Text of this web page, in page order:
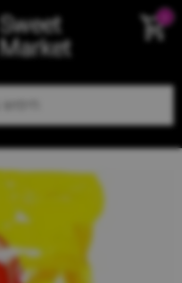
Sweet
Market